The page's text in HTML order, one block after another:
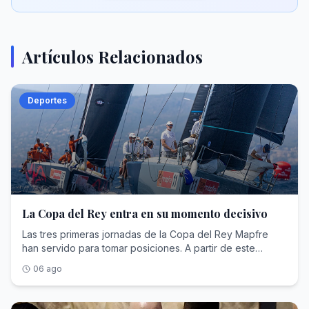
Artículos Relacionados
Deportes
La Copa del Rey entra en su momento decisivo
Las tres primeras jornadas de la Copa del Rey Mapfre
han servido para tomar posiciones. A partir de este
medido fuerzas y descubierto quién ha llegado
realmente preparado para pelear por el título, pero las
cuatro mangas que restan serán las que dicten sentencia.
06 ago